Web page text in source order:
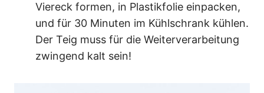
Viereck formen, in Plastikfolie einpacken,
und für 30 Minuten im Kühlschrank kühlen.
Der Teig muss für die Weiterverarbeitung
zwingend kalt sein!